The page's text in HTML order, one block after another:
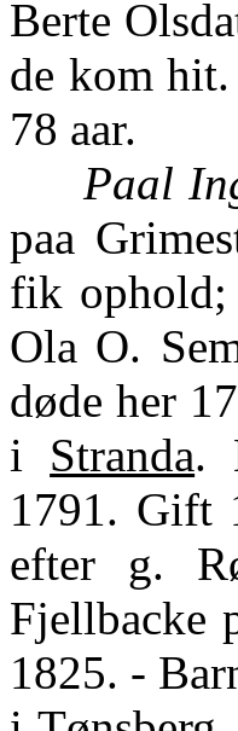
Berte
de kom
78 aar.
Paal
paa
fik ophold;
Ola O.
døde her
i Stranda.
1791. Gift
efter g.
Fjellbacke
1825. -